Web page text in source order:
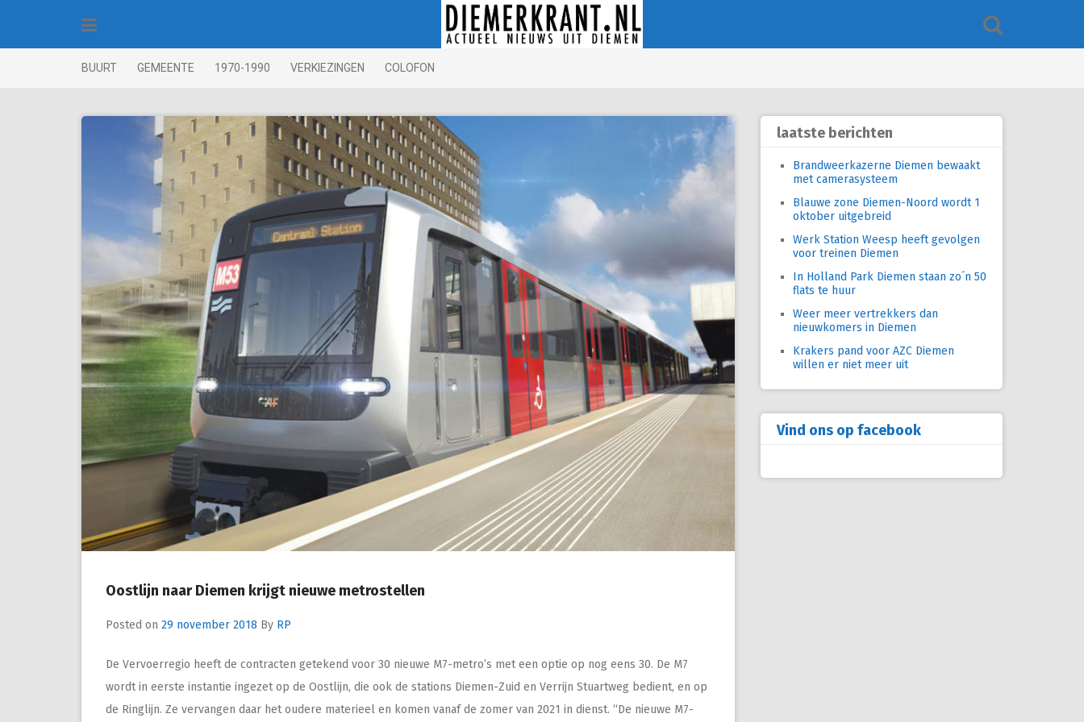
BUURT GEMEENTE 1970-1990 VERKIEZINGEN COLOFON
Oostlijn naar Diemen krijgt nieuwe metrostellen
Posted on 29 november 2018 By RP
De Vervoerregio heeft de contracten getekend voor 30 nieuwe M7-metro’s met een optie op nog eens 30. De M7
wordt in eerste instantie ingezet op de Oostlijn, die ook de stations Diemen-Zuid en Verrijn Stuartweg bedient, en op
de Ringlijn. Ze vervangen daar het oudere materieel en komen vanaf de zomer van 2021 in dienst. “De nieuwe M7-
laatste berichten
Brandweerkazerne Diemen bewaakt
met camerasysteem
Blauwe zone Diemen-Noord wordt 1
oktober uitgebreid
Werk Station Weesp heeft gevolgen
voor treinen Diemen
In Holland Park Diemen staan zo´n 50
flats te huur
Weer meer vertrekkers dan
nieuwkomers in Diemen
Krakers pand voor AZC Diemen
willen er niet meer uit
Vind ons op facebook